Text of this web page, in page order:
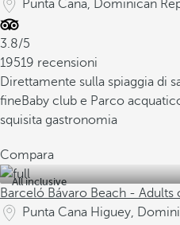
Punta Cana, Dominican
3.8/5
19519 recensioni
Direttamente sulla spiaggia di
fineBaby club e Parco
squisita gastronomia
Compara
All inclusive
Barceló Bávaro Beach - Adults
Punta Cana Higuey,